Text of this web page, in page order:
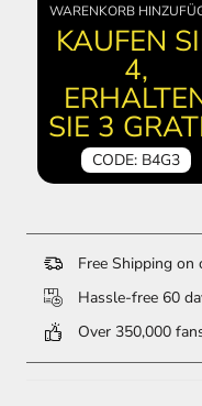
WARENKORB
KAUFEN
4,
SIE 3
CODE: B4G3
Free Shipping on
Hassle-free 60
Over 350,000